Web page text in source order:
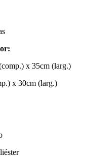
x 35cm (larg.)
x 30cm (larg.)